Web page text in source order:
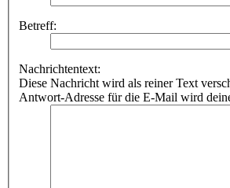
Betreff:
Nachrichtentext:
Diese Nachricht wird als reiner Text
Antwort-Adresse für die E-Mail wird